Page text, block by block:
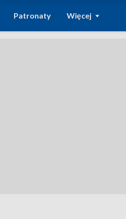
Patronaty Więcej